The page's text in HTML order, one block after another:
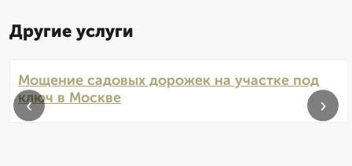
Другие услуги
Мощение садовых дорожек на участке под
ключ в Москве
‹ ›